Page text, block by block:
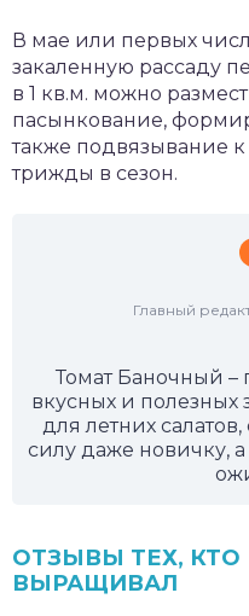
В мае или первых
закаленную рассаду
в 1 кв.м. можно
пасынкование,
также подвязывание
трижды в сезон.
Главный
Томат Баночный
вкусных и полезных
для летних
силу даже новичку, а
ОТЗЫВЫ ТЕХ, КТО
ВЫРАЩИВАЛ